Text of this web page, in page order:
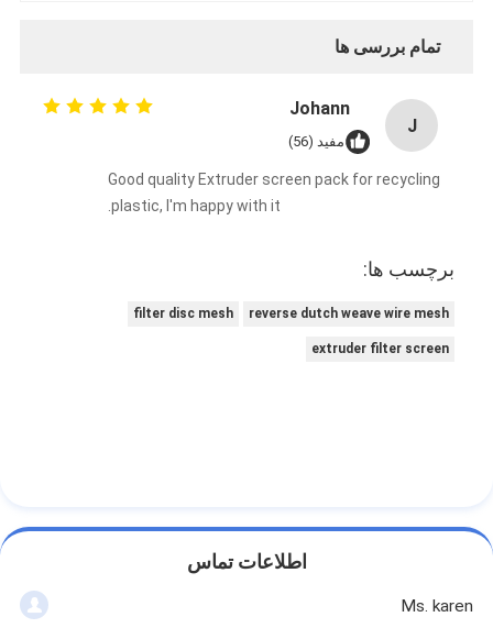
تمام بررسی ها
J
Johann
مفید (56)
Good quality Extruder screen pack for recycling
plastic, I'm happy with it.
برچسب ها:
reverse dutch weave wire mesh
filter disc mesh
extruder filter screen
اطلاعات تماس
Ms. karen